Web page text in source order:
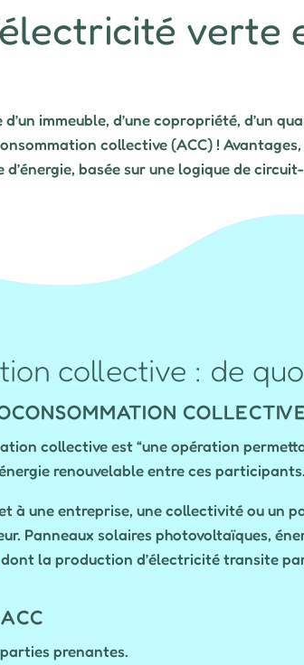
verte
immeuble, d’une copropriété, d’un
collective (ACC) !
basée sur une logique de
collective : de
collective est “une opération
renouvelable entre ces
à une entreprise, une collectivité ou
Panneaux solaires photovoltaïques,
dont la production d’électricité transite
parties prenantes.